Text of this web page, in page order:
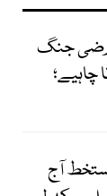
جنگ
چاہیے؛
آج